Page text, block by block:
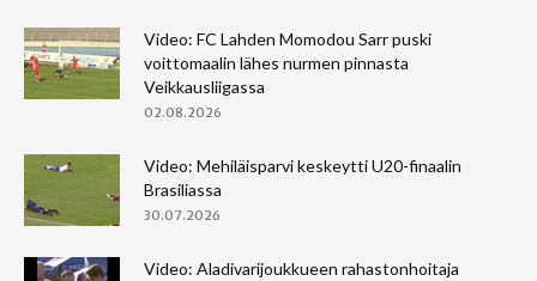
Video: FC Lahden Momodou Sarr puski
voittomaalin lähes nurmen pinnasta
Veikkausliigassa
02.08.2026
Video: Mehiläisparvi keskeytti U20-finaalin
Brasiliassa
30.07.2026
Video: Aladivarijoukkueen rahastonhoitaja